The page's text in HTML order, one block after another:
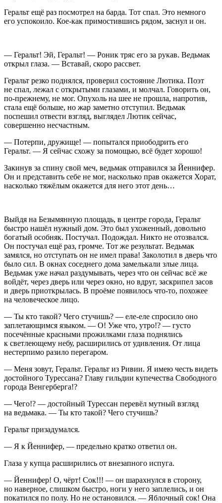
Геральт ещё раз посмотрел на барда. Тот спал. Это немного
его успокоило. Кое-как примостившись рядом, заснул и он.
— Геральт! Эй, Геральт! — Роник тряс его за рукав. Ведьмак
открыл глаза. — Вставай, скоро рассвет.
Геральт резко поднялся, проверил состояние Лютика. Поэт
не спал, лежал с открытыми глазами, и молчал. Говорить он,
по-прежнему, не мог. Опухоль на шее не прошла, напротив,
стала ещё больше, но жар заметно отступил. Ведьмак
поспешил отвести взгляд, выглядел Лютик сейчас,
совершенно несчастным.
— Потерпи, дружище! — попытался приободрить его
Геральт. — Я сейчас схожу за помощью, всё будет хорошо!
Закинув за спину свой меч, ведьмак отправился за Йеннифер.
Он и представить себе не мог, насколько прав окажется Хорат,
насколько тяжёлым окажется для него этот день…
Выйдя на Безымянную площадь, в центре города, Геральт
быстро нашёл нужный дом. Это был ухоженный, довольно
богатый особняк. Постучал. Подождал. Никто не отозвался.
Он постучал ещё раз, громче. Тот же результат. Ведьмак
замялся, но отступать он не имел права! Заколотил в дверь что
было сил. В окнах соседнего дома замелькали злые лица.
Ведьмак уже начал раздумывать, через что он сейчас всё же
войдёт, через дверь или через окно, но вдруг, заскрипел засов
и дверь приоткрылась. В проёме появилось что-то, похожее
на человеческое лицо.
— Ты кто такой? Чего стучишь? — еле-еле спросило оно
заплетающимся языком. — О! Уже что, утро!? — густо
посечённые красными прожилками глаза поднялись
к светлеющему небу, расширились от удивления. От лица
нестерпимо разило перегаром.
— Меня зовут, Геральт. Геральт из Ривии. Я имею честь видеть
достойного Турессана? Главу гильдии купечества Свободного
города Венгерберга!?
— Чего!? — достойный Турессан перевёл мутный взгляд
на ведьмака. — Ты кто такой? Чего стучишь?
Геральт призадумался.
— Я к Йеннифер, — предельно кратко ответил он.
Глаза у купца расширились от внезапного испуга.
— Йеннифер! О, чёрт! Сок!!! — он шарахнулся в сторону,
но наверное, слишком быстро, ноги у него заплелись, и он
покатился по полу. Но не остановился. — Яблочный сок! Она